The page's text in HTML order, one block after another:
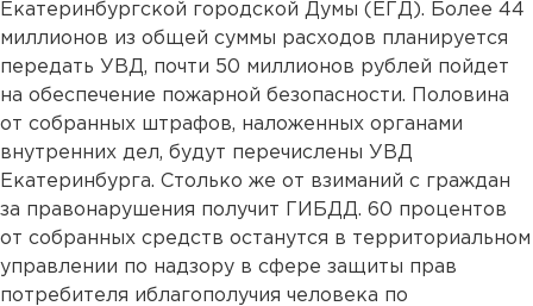
Екатеринбургской городской Думы (ЕГД). Более 44
миллионов из общей суммы расходов планируется
передать УВД, почти 50 миллионов рублей пойдет
на обеспечение пожарной безопасности. Половина
от собранных штрафов, наложенных органами
внутренних дел, будут перечислены УВД
Екатеринбурга. Столько же от взиманий с граждан
за правонарушения получит ГИБДД. 60 процентов
от собранных средств останутся в территориальном
управлении по надзору в сфере защиты прав
потребителя иблагополучия человека по